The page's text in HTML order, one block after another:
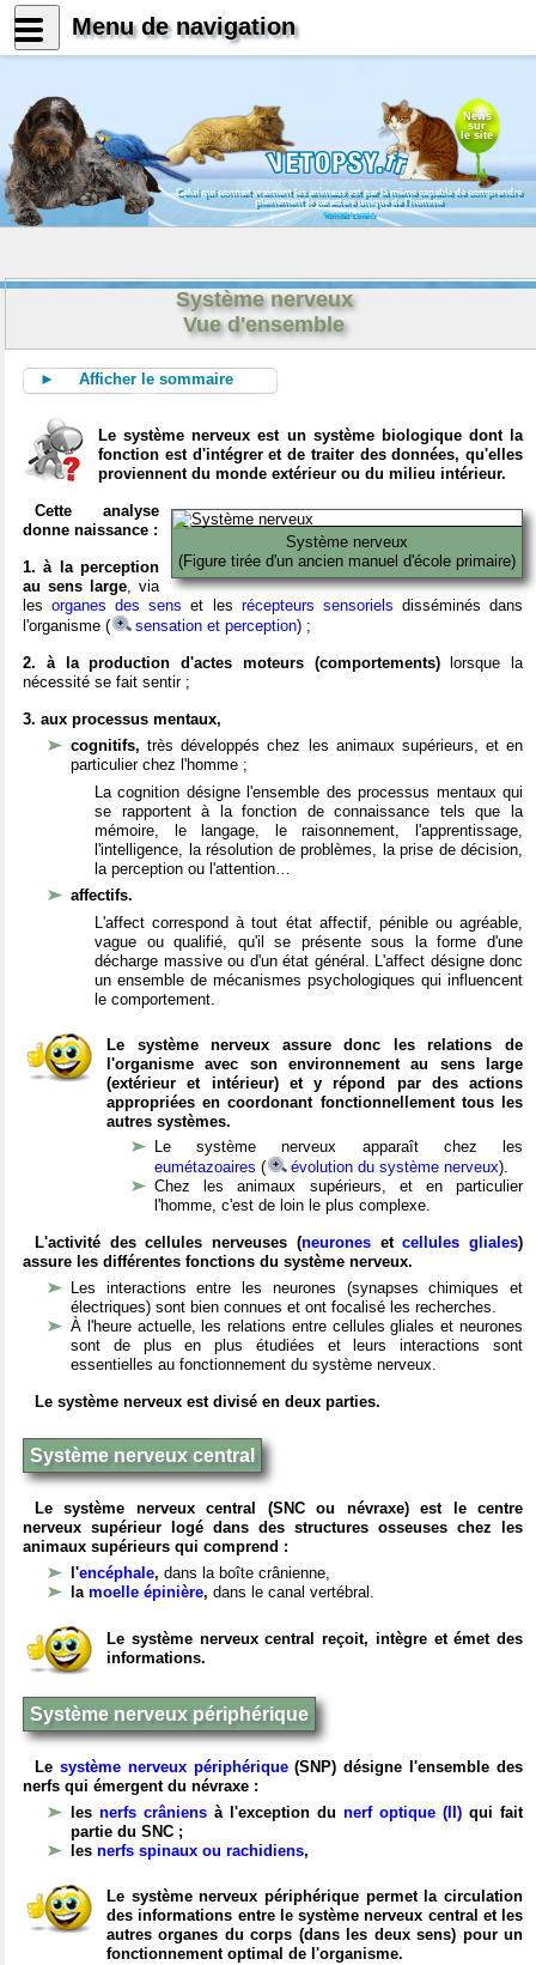
News
sur
le site
Celui qui connait vraiment les animaux est par là même capable de comprendre
pleinement le caractère unique de l'homme
Konrad Lorenz
Système nerveux
Vue d'ensemble
► Afficher le sommaire
Le système nerveux est un système biologique dont la
fonction est d'intégrer et de traiter des données, qu'elles
proviennent du monde extérieur ou du milieu intérieur.
Système nerveux
(Figure tirée d'un ancien manuel d'école primaire)
Cette analyse
donne naissance :
1. à la perception
au sens large, via
lesorganes des sens et les récepteurs sensoriels disséminés dans
l'organisme (
sensation et perception) ;
2. à la production d'actes moteurs (comportements)lorsque la
nécessité se fait sentir ;
3. aux processus mentaux,
cognitifs,très développés chez les animaux supérieurs, et en
particulier chez l'homme ;
La cognition désigne l'ensemble des processus mentaux qui
se rapportent à la fonction de connaissance tels que la
mémoire, le langage, le raisonnement, l'apprentissage,
l'intelligence, la résolution de problèmes, la prise de décision,
la perception ou l'attention…
affectifs.
L'affect correspond à tout état affectif, pénible ou agréable,
vague ou qualifié, qu'il se présente sous la forme d'une
décharge massive ou d'un état général. L'affect désigne donc
un ensemble de mécanismes psychologiques qui influencent
le comportement.
Le système nerveux assure donc les relations de
l'organisme avec son environnement au sens large
(extérieur et intérieur) et y répond par des actions
appropriées en coordonant fonctionnellement tous les
autres systèmes.
Le système nerveux apparaît chez les
eumétazoaires ( évolution du système nerveux).
Chez les animaux supérieurs, et en particulier
l'homme, c'est de loin le plus complexe.
L'activité des cellules nerveuses (neuronesetcellules gliales)
assure les différentes fonctions du système nerveux.
Les interactions entre les neurones (synapses chimiques et
électriques) sont bien connues et ont focalisé les recherches.
À l'heure actuelle, les relations entre cellules gliales et neurones
sont de plus en plus étudiées et leurs interactions sont
essentielles au fonctionnement du système nerveux.
Le système nerveux est divisé en deux parties.
Système nerveux central
Le système nerveux central (SNC ou névraxe) est le centre
nerveux supérieur logé dans des structures osseuses chez les
animaux supérieurs qui comprend :
l'encéphale, dans la boîte crânienne,
la moelle épinière, dans le canal vertébral.
Le système nerveux central reçoit, intègre et émet des
informations.
Système nerveux périphérique
Le système nerveux périphérique(SNP) désigne l'ensemble des
nerfs qui émergent du névraxe :
les nerfs crâniens à l'exception du nerf optique (II) qui fait
partie du SNC ;
les nerfs spinaux ou rachidiens,
Le système nerveux périphérique permet la circulation
des informations entre le système nerveux central et les
autres organes du corps (dans les deux sens) pour un
fonctionnement optimal de l'organisme.
Menu de navigation